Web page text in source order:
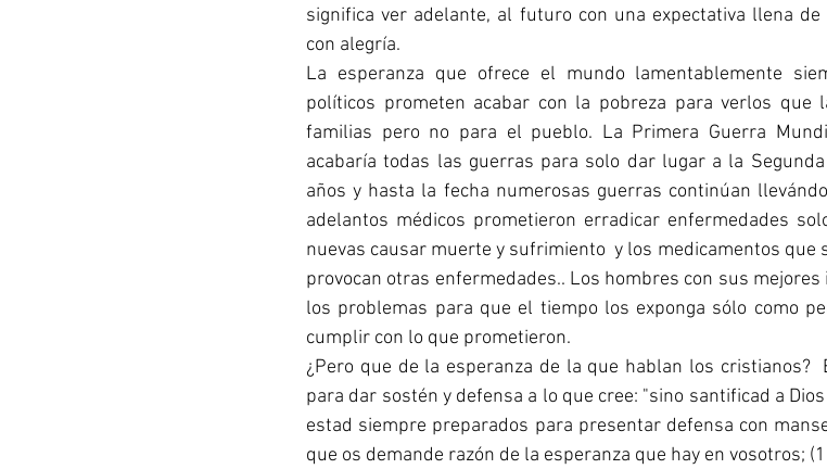
significa ver adelante, al futuro con una expectativa llena
con alegría.
La esperanza que ofrece el mundo lamentablemente
políticos prometen acabar con la pobreza para verlos
familias pero no para el pueblo. La Primera Guerra
acabaría todas las guerras para solo dar lugar a la
años y hasta la fecha numerosas guerras continúan
adelantos médicos prometieron erradicar enfermedades
nuevas causar muerte y sufrimiento  y los medicamentos que
provocan otras enfermedades.. Los hombres con sus
los problemas para que el tiempo los exponga sólo como
cumplir con lo que prometieron.
¿Pero que de la esperanza de la que hablan los cristianos?
para dar sostén y defensa a lo que cree: "sino santificad a
estad siempre preparados para presentar defensa con
que os demande razón de la esperanza que hay en vosotros;